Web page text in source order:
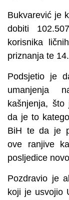
Bukvarević je
dobiti
korisnika
priznanja te
Podsjetio je
umanjenja
kašnjenja, što
da je to
BiH te da je
ove ranjive
posljedice
Pozdravio je
koji je usvojio